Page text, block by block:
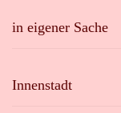
in eigener Sache
Innenstadt